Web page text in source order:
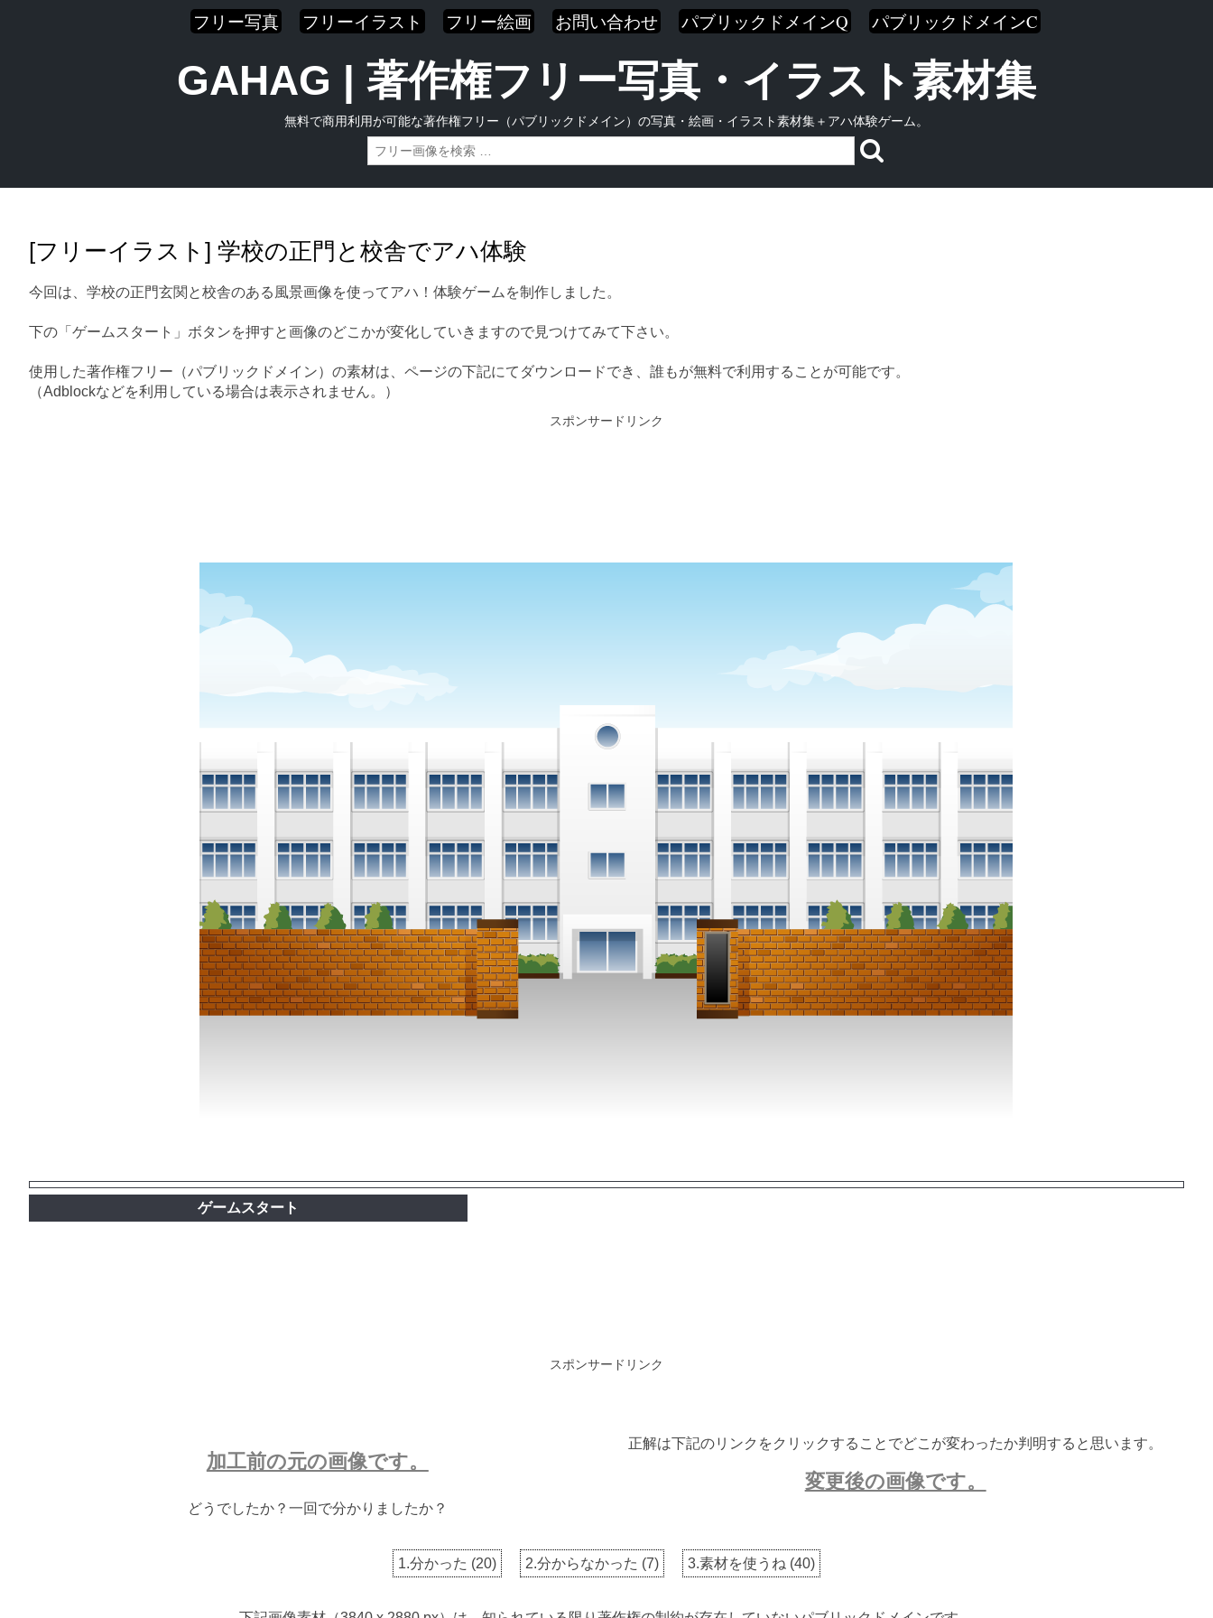
フリー写真 フリーイラスト フリー絵画 お問い合わせ パブリックドメインQ パブリックドメインC
GAHAG | 著作権フリー写真・イラスト素材集
無料で商用利用が可能な著作権フリー（パブリックドメイン）の写真・絵画・イラスト素材集＋アハ体験ゲーム。
[フリーイラスト] 学校の正門と校舎でアハ体験
今回は、学校の正門玄関と校舎のある風景画像を使ってアハ！体験ゲームを制作しました。
下の「ゲームスタート」ボタンを押すと画像のどこかが変化していきますので見つけてみて下さい。
使用した著作権フリー（パブリックドメイン）の素材は、ページの下記にてダウンロードでき、誰もが無料で利用することが可能です。
（Adblockなどを利用している場合は表示されません。）
スポンサードリンク
ゲームスタート
スポンサードリンク
正解は下記のリンクをクリックすることでどこが変わったか判明すると思います。
加工前の元の画像です。
変更後の画像です。
どうでしたか？一回で分かりましたか？
1.分かった (20) 2.分からなかった (7) 3.素材を使うね (40)